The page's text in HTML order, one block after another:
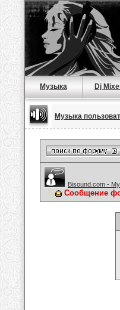
Музыка Dj
Музыка
Bisound.com -
Сообщение